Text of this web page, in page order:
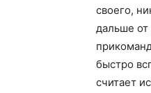
своего,
дальше от
быстро
считает